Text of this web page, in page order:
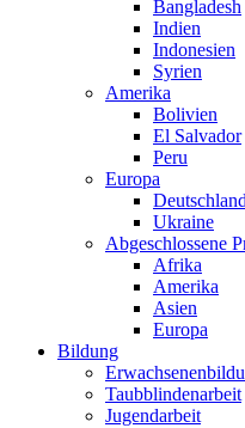
Bangladesh
Indien
Indonesien
Syrien
Amerika
Bolivien
El Salvador
Peru
Europa
Deutschland
Ukraine
Abgeschlossene
Afrika
Amerika
Asien
Europa
Bildung
Taubblindenarbeit
Jugendarbeit